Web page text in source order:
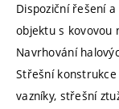
Dispoziční řešení
objektu s kovovou
Navrhování
Střešní konstrukce
vazníky, střešní